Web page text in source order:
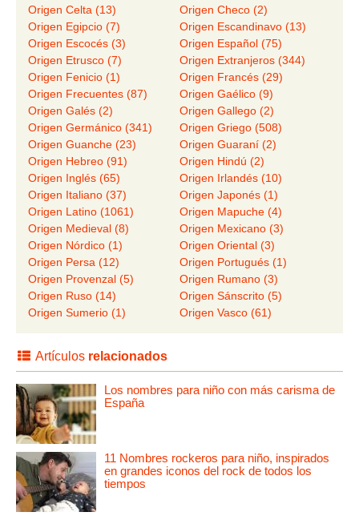
Origen Celta (13)
Origen Checo (2)
Origen Egipcio (7)
Origen Escandinavo (13)
Origen Escocés (3)
Origen Español (75)
Origen Etrusco (7)
Origen Extranjeros (344)
Origen Fenicio (1)
Origen Francés (29)
Origen Frecuentes (87)
Origen Gaélico (9)
Origen Galés (2)
Origen Gallego (2)
Origen Germánico (341)
Origen Griego (508)
Origen Guanche (23)
Origen Guaraní (2)
Origen Hebreo (91)
Origen Hindú (2)
Origen Inglés (65)
Origen Irlandés (10)
Origen Italiano (37)
Origen Japonés (1)
Origen Latino (1061)
Origen Mapuche (4)
Origen Medieval (8)
Origen Mexicano (3)
Origen Nórdico (1)
Origen Oriental (3)
Origen Persa (12)
Origen Portugués (1)
Origen Provenzal (5)
Origen Rumano (3)
Origen Ruso (14)
Origen Sánscrito (5)
Origen Sumerio (1)
Origen Vasco (61)
Artículos relacionados
Los nombres para niño con más carisma de
España
11 Nombres rockeros para niño, inspirados
en grandes iconos del rock de todos los
tiempos